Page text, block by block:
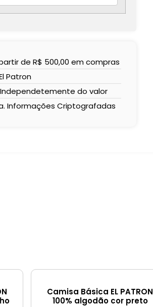
de R$ 500,00 em compras
Patron
Independetemente do valor
Informações Criptografadas
Camisa Básica EL PATRON
100% algodão cor preto